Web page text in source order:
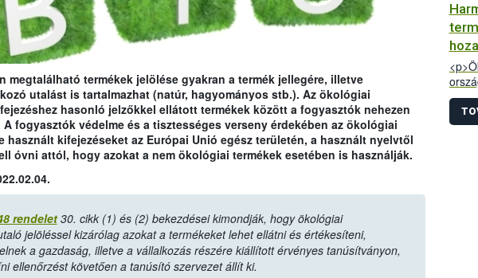
megtalálható termékek jelölése gyakran a termék jellegére, illetve
utalást is tartalmazhat (natúr, hagyományos stb.). Az ökológiai
hasonló jelzőkkel ellátott termékek között a fogyasztók nehezen
fogyasztók védelme és a tisztességes verseny érdekében az ökológiai
használt kifejezéseket az Európai Unió egész területén, a használt nyelvtől
óvni attól, hogy azokat a nem ökológiai termékek esetében is használják.
rendelet30. cikk (1) és (2) bekezdései kimondják, hogy ökológiai
jelöléssel kizárólag azokat a termékeket lehet ellátni és értékesíteni,
a gazdaság, illetve a vállalkozás részére kiállított érvényes tanúsítványon,
ellenőrzést követően a tanúsító szervezet állít ki.
a